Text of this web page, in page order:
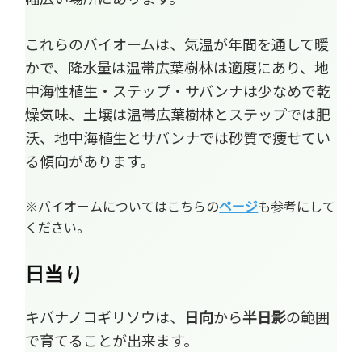
これらのバイオームは、気温が年間を通して暖
かで、降水量は温帯広葉樹林は適度にあり、地
中海性植生・ステップ・サバンナは少なめで乾
燥気味、土壌は温帯広葉樹林とステップでは肥
沃、地中海植生とサバンナでは砂質で痩せてい
る傾向があります。
※バイオームについてはこちらのページも参考にして
ください。
日当り
キバナノコギリソウは、 日向から半日影の範囲
で育てることが出来ます。